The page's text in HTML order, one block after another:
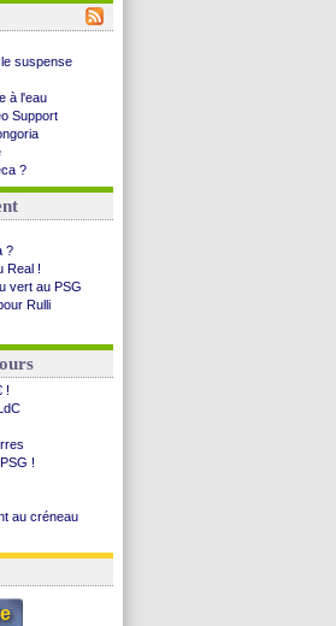
suspense
à l'eau
Support
?
?
à Man Utd ...
un arbitre
(off.)
Villa
(off.)
Rodri ?
?
Real !
vert au PSG
Rulli
!
!
au créneau